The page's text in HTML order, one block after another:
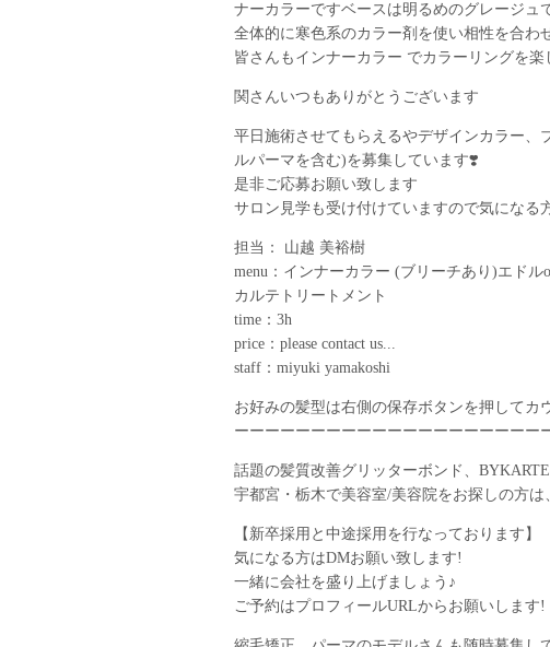
ナーカラーですベースは明るめのグレージュ
全体的に寒色系のカラー剤を使い相性を合わ
皆さんもインナーカラー でカラーリングを
関さんいつもありがとうございます
平日施術させてもらえるやデザインカラー、
ルパーマを含む)を募集しています❣️
是非ご応募お願い致します
サロン見学も受け付けていますので気になる
︎担当： 山越 美裕樹
︎menu：インナーカラー (ブリーチあり)エド
カルテトリートメント
︎time：3h
︎price：please contact us...︎
︎staff：miyuki yamakoshi
お好みの髪型は右側の保存ボタンを押してカ
ーーーーーーーーーーーーーーーーーーーー
話題の髪質改善グリッターボンド、
宇都宮・栃木で美容室/美容院をお探しの方
【新卒採用と中途採用を行なっております】
気になる方はDMお願い致します!
一緒に会社を盛り上げましょう♪
ご予約はプロフィールURLからお願いします!